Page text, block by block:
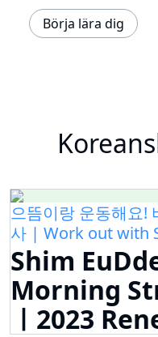
Börja lära dig
으뜸이랑 운동해요!
사 | Work out with
Shim
Morning
ㅣ2023